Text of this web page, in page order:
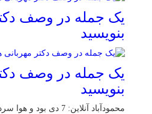
یک جمله در وصف
بنویسید
یک جمله در وصف
بنویسید
محمودآباد آنلاین: 7 دی